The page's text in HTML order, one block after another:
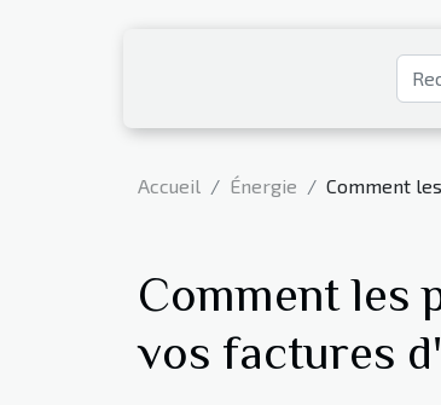
Accueil Énergie Comment
Comment les
vos factures